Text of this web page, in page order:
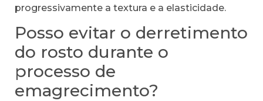
progressivamente a textura e a elasticidade.
Posso evitar o derretimento
do rosto durante o
processo de
emagrecimento?